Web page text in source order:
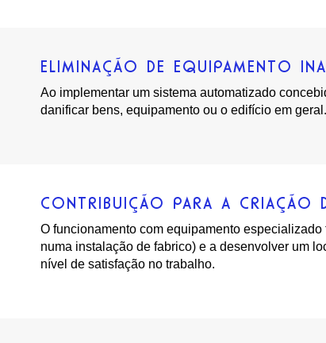
ELIMINAÇÃO DE EQUIPAMENTO
Ao implementar um sistema automatizado
danificar bens, equipamento ou o edifício em
CONTRIBUIÇÃO PARA A CRIAÇÃO
O funcionamento com equipamento
numa instalação de fabrico) e a desenvolver um
nível de satisfação no trabalho.